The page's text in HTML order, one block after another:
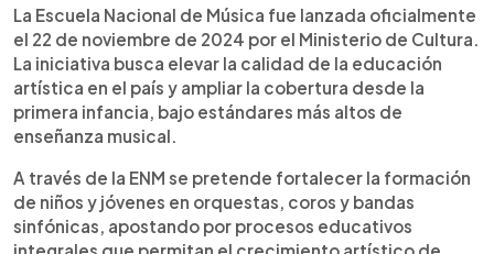
La Escuela Nacional de Música fue lanzada oficialmente
el 22 de noviembre de 2024 por el Ministerio de Cultura.
La iniciativa busca elevar la calidad de la educación
artística en el país y ampliar la cobertura desde la
primera infancia, bajo estándares más altos de
enseñanza musical.
A través de la ENM se pretende fortalecer la formación
de niños y jóvenes en orquestas, coros y bandas
sinfónicas, apostando por procesos educativos